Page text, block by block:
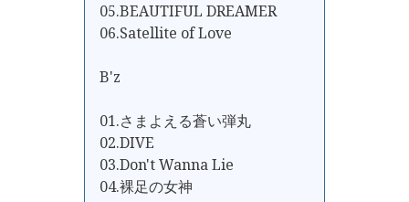
05.BEAUTIFUL DREAMER
06.Satellite of Love
B'z
01.さまよえる蒼い弾丸
02.DIVE
03.Don't Wanna Lie
04.裸足の女神